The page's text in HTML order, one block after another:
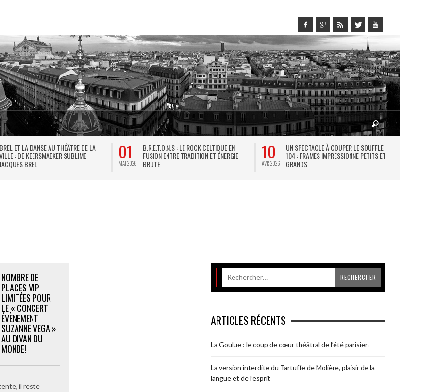
BREL ET LA DANSE AU THÉÂTRE DE LA
VILLE : DE KEERSMAEKER SUBLIME
JACQUES BREL
01
MAI 2026
B.R.E.T.O.N.S : LE ROCK CELTIQUE EN
FUSION ENTRE TRADITION ET ÉNERGIE
BRUTE
10
AVR 2026
UN SPECTACLE À COUPER LE SOUFFLE AU
104 : FRAMES IMPRESSIONNE PETITS ET
GRANDS
NOMBRE DE
PLACES VIP
LIMITÉES POUR
LE « CONCERT
ÉVÈNEMENT
SUZANNE VEGA »
AU DIVAN DU
MONDE!
il reste
ARTICLES RÉCENTS
La Goulue : le coup de cœur théâtral de l’été parisien
La version interdite du Tartuffe de Molière, plaisir de la
langue et de l’esprit